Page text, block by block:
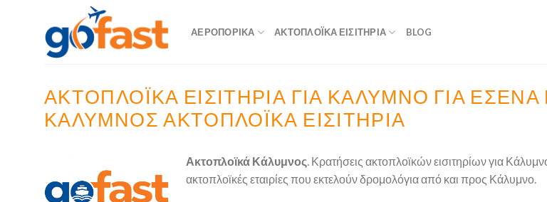
ΑΕΡΟΠΟΡΙΚΆ ΑΚΤΟΠΛΟΪΚΆ ΕΙΣΙΤΉΡΙΑ BLOG
ΑΚΤΟΠΛΟΪΚΆ ΕΙΣΙΤΉΡΙΑ ΓΙΑ ΚΆΛΥΜΝΟ ΓΙΑ
ΚΆΛΥΜΝΟΣ ΑΚΤΟΠΛΟΪΚΆ ΕΙΣΙΤΉΡΙΑ
Ακτοπλοϊκά Κάλυμνος. Κρατήσεις ακτοπλοϊκών εισιτηρίων για
ακτοπλοϊκές εταιρίες που εκτελούν δρομολόγια από και προς Κάλυμνο.